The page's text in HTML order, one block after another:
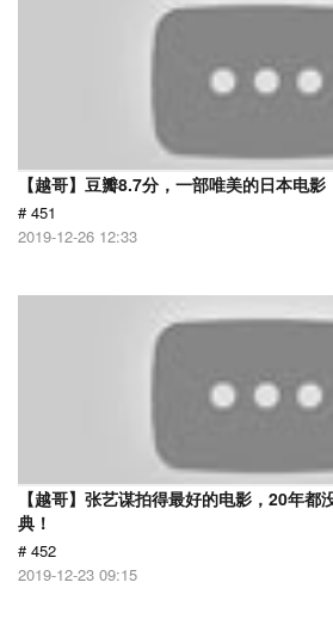
【越哥】豆瓣8.7分，一部唯美的日本电影
# 451
2019-12-26 12:33
【越哥】张艺谋拍得最好的电影，20年都
典！
# 452
2019-12-23 09:15